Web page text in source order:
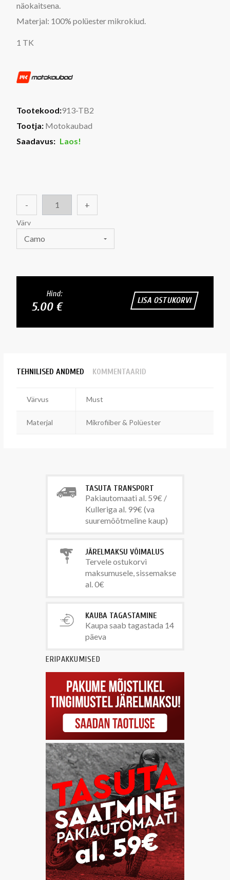
näokaitsena.
Materjal: 100% polüester mikrokiud.
1 TK
Tootekood:913-TB2
Tootja: Motokaubad
Saadavus: Laos!
- +
Värv
Camo
Hind:
5.00 € LISA OSTUKORVI
TEHNILISED ANDMED KOMMENTAARID
Värvus Must
Materjal Mikrofiiber & Polüester
TASUTA TRANSPORT
Pakiautomaati al. 59€ /
Kulleriga al. 99€ (va
suuremõõtmeline kaup)
JÄRELMAKSU VÕIMALUS
Tervele ostukorvi
maksumusele, sissemakse
al. 0€
KAUBA TAGASTAMINE
Kaupa saab tagastada 14
päeva
ERIPAKKUMISED